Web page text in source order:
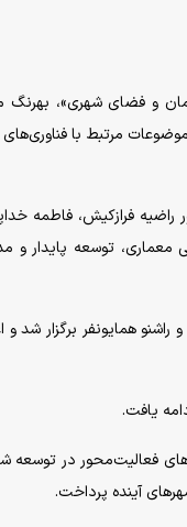
و فضای شهری»، بهرنگ
مرتبط با فناوری‌های
فرازکیش، فاطمه
توسعه پایدار و
همایونفر برگزار شد و
یافت.
فعالیت‌محور در توسعه
آینده پرداخت.